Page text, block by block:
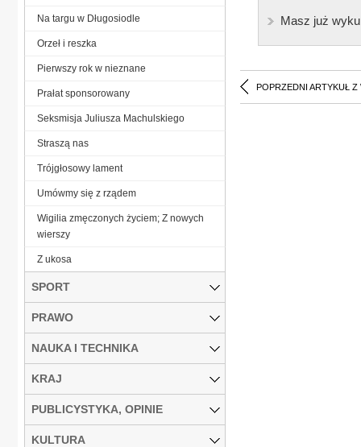
Masz już
POPRZEDNI ARTYKUŁ Z
Na targu w Długosiodle
Orzeł i reszka
Pierwszy rok w nieznane
Prałat sponsorowany
Seksmisja Juliusza Machulskiego
Straszą nas
Trójgłosowy lament
Umówmy się z rządem
Wigilia zmęczonych życiem; Z nowych
wierszy
Z ukosa
SPORT
PRAWO
NAUKA I TECHNIKA
KRAJ
PUBLICYSTYKA, OPINIE
KULTURA